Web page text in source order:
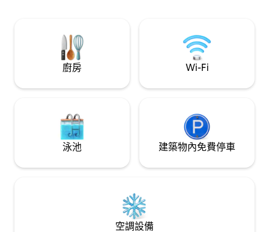
假勝地，探險活動就在附近。
廚房 Wi-Fi
泳池 建築物內免費停車
空調設備